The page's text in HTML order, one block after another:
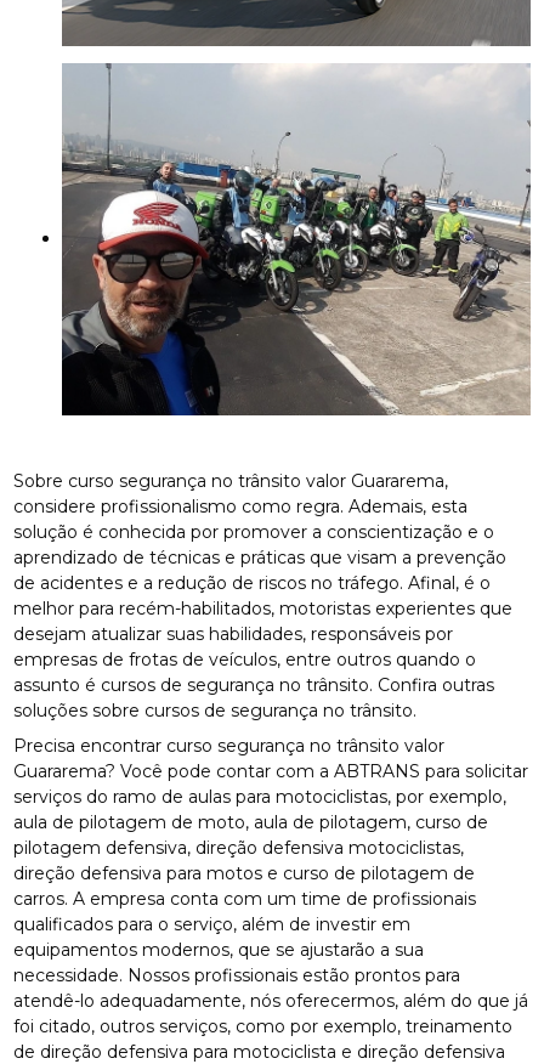
Sobre curso segurança no trânsito valor Guararema,
considere profissionalismo como regra. Ademais, esta
solução é conhecida por promover a conscientização e o
aprendizado de técnicas e práticas que visam a prevenção
de acidentes e a redução de riscos no tráfego. Afinal, é o
melhor para recém-habilitados, motoristas experientes que
desejam atualizar suas habilidades, responsáveis por
empresas de frotas de veículos, entre outros quando o
assunto é cursos de segurança no trânsito. Confira outras
soluções sobre cursos de segurança no trânsito.
Precisa encontrar curso segurança no trânsito valor
Guararema? Você pode contar com a ABTRANS para solicitar
serviços do ramo de aulas para motociclistas, por exemplo,
aula de pilotagem de moto, aula de pilotagem, curso de
pilotagem defensiva, direção defensiva motociclistas,
direção defensiva para motos e curso de pilotagem de
carros. A empresa conta com um time de profissionais
qualificados para o serviço, além de investir em
equipamentos modernos, que se ajustarão a sua
necessidade. Nossos profissionais estão prontos para
atendê-lo adequadamente, nós oferecermos, além do que já
foi citado, outros serviços, como por exemplo, treinamento
de direção defensiva para motociclista e direção defensiva